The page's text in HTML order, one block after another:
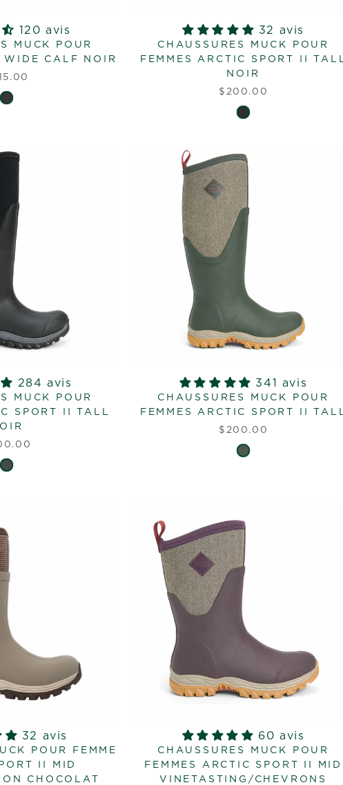
120 avis
MUCK POUR
WIDE CALF NOIR
32 avis
CHAUSSURES MUCK POUR
FEMMES ARCTIC SPORT II TALL
NOIR
$200.00
284 avis
MUCK POUR
SPORT II TALL
341 avis
CHAUSSURES MUCK POUR
FEMMES ARCTIC SPORT II TALL
$200.00
32 avis
POUR FEMME
II MID
CHOCOLAT
60 avis
CHAUSSURES MUCK POUR
FEMMES ARCTIC SPORT II MID
VINETASTING/CHEVRONS